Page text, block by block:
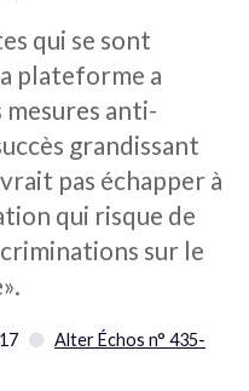
qui se sont
plateforme a
anti-
grandissant
pas échapper à
qui risque de
sur le
Alter Échos n° 435-